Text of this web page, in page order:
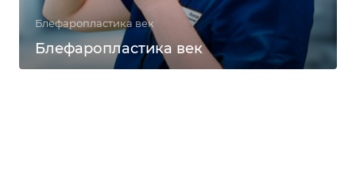
Блефаропластика век
Блефаропластика век